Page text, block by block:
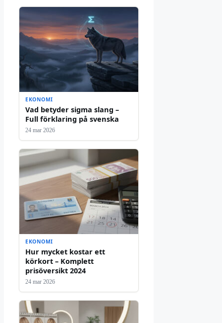
EKONOMI
Vad betyder sigma slang –
Full förklaring på svenska
24 mar 2026
EKONOMI
Hur mycket kostar ett
körkort – Komplett
prisöversikt 2024
24 mar 2026